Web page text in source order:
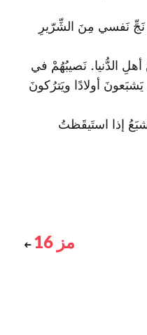
نَفسي مِنَ الشِّرّيرِ
الدُّنيا. نَصيبُهُمْ في
أولادًا ويَترُكونَ
إذا استَيقَظتُ
مز 16